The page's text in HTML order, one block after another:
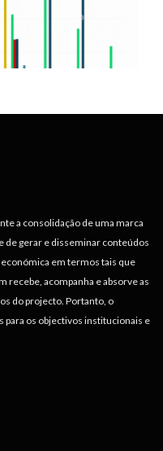
a consolidação de uma marca
de gerar e disseminar conteúdos
em termos tais que
recebe, acompanha e absorve as
do projecto. Portanto, o
para os objectivos institucionais e